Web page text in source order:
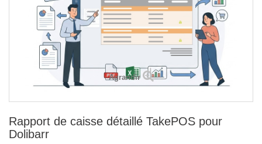
Agrandir
Rapport de caisse détaillé TakePOS pour
Dolibarr